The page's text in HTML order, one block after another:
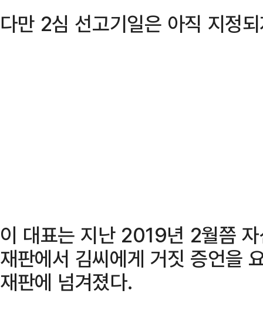
다만 2심 선고기일은 아직 지정
이 대표는 지난 2019년 2월쯤
재판에서 김씨에게 거짓 증언을
재판에 넘겨졌다.